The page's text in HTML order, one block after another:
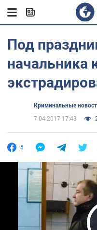
Под
начальника
Криминальные
7.04.2017 17:43
5